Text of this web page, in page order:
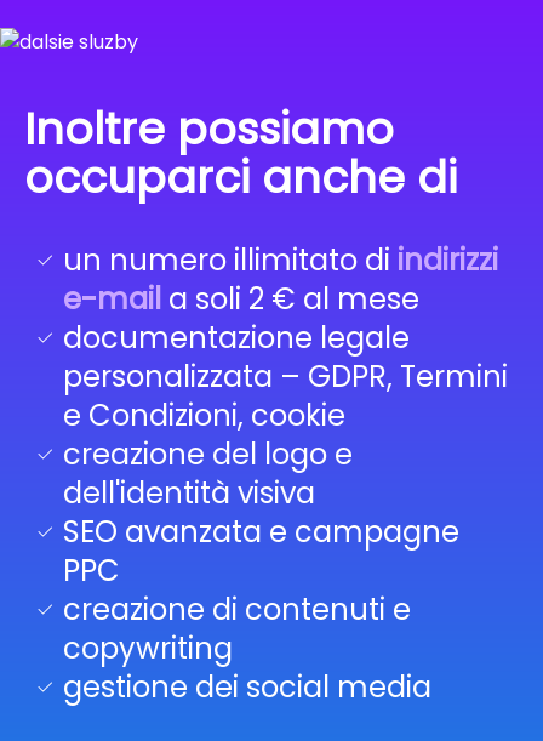
Inoltre possiamo
occuparci anche di
un numero illimitato di indirizzi
e-mail a soli 2 € al mese
documentazione legale
personalizzata – GDPR, Termini
e Condizioni, cookie
creazione del logo e
dell'identità visiva
SEO avanzata e campagne
PPC
creazione di contenuti e
copywriting
gestione dei social media